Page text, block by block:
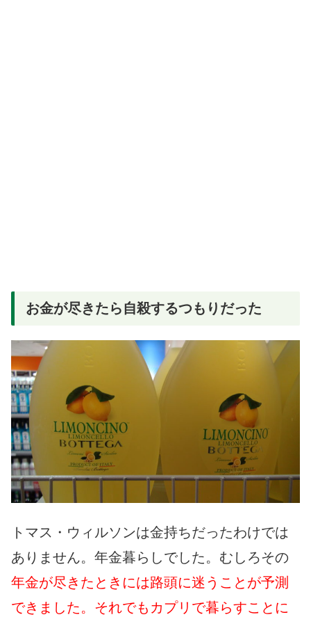
お金が尽きたら自殺するつもりだった
トマス・ウィルソンは金持ちだったわけでは
ありません。年金暮らしでした。むしろその
年金が尽きたときには路頭に迷うことが予測
できました。それでもカプリで暮らすことに